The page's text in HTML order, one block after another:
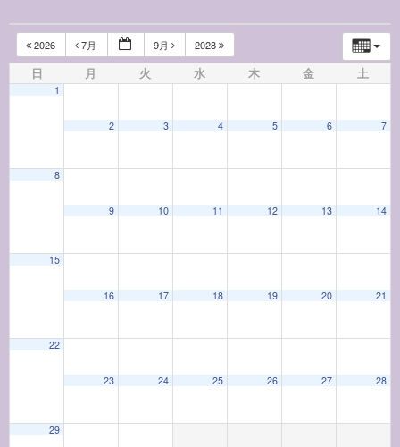
2026 7月 9月 2028
日 月 火 水 木 金 土
1
2 3 4 5 6 7
8
9 10 11 12 13 14
15
16 17 18 19 20 21
22
23 24 25 26 27 28
29